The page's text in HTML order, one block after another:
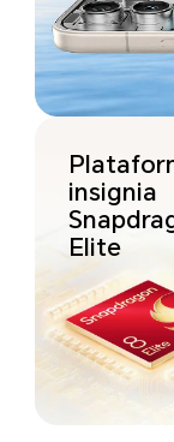
insignia
Elite